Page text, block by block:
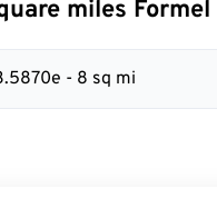
miles Formel
- 8 sq mi